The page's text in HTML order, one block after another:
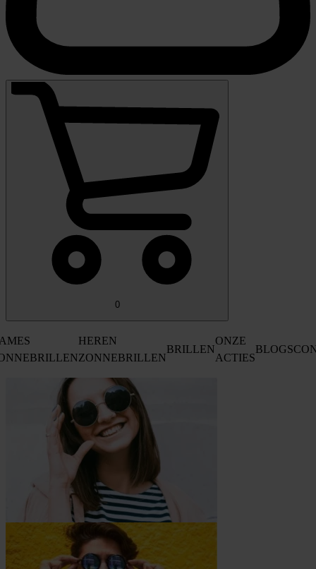
0
HEREN
ZONNEBRILLEN
BRILLEN
ONZE
ACTIES
BLOGS